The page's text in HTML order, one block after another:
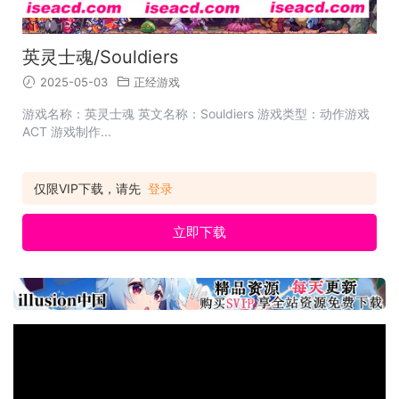
英灵士魂/Souldiers
2025-05-03 正经游戏
游戏名称：英灵士魂 英文名称：Souldiers 游戏类型：动作游戏
ACT 游戏制作...
仅限VIP下载，请先 登录
立即下载